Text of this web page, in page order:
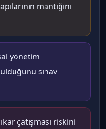
mantığını
yönetim
sınav
çatışması riskini